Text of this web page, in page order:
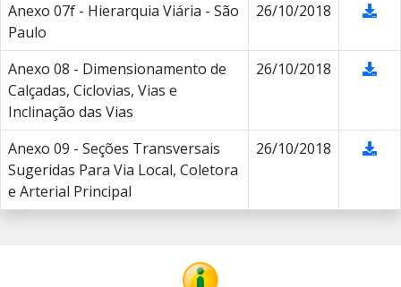
Anexo 07f - Hierarquia Viária - São
Paulo
26/10/2018
Anexo 08 - Dimensionamento de
Calçadas, Ciclovias, Vias e
Inclinação das Vias
26/10/2018
Anexo 09 - Seções Transversais
Sugeridas Para Via Local, Coletora
e Arterial Principal
26/10/2018